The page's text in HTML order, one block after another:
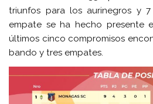
triunfos para los aurinegros y
empate se ha hecho presente
últimos cinco compromisos
bando y tres empates.